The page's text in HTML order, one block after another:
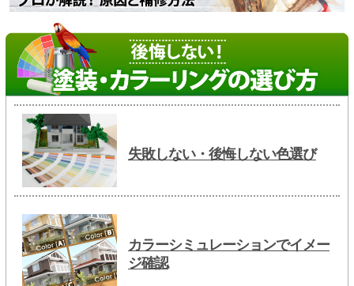
失敗しない・後悔しない色選び
カラーシミュレーションでイメー
ジ確認